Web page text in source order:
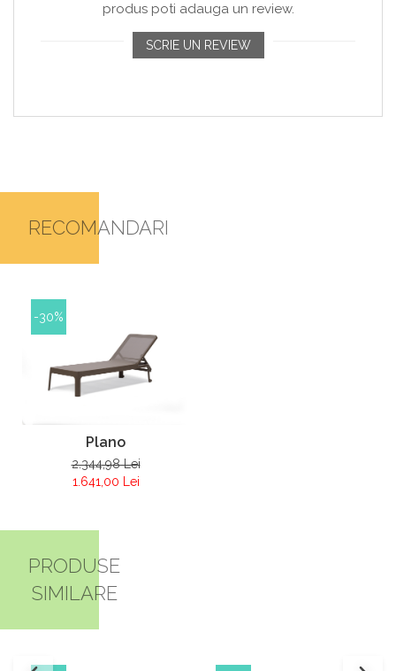
produs poti adauga un review.
SCRIE UN REVIEW
RECOMANDARI
-30%
Plano
2.344,98 Lei
1.641,00 Lei
PRODUSE
SIMILARE